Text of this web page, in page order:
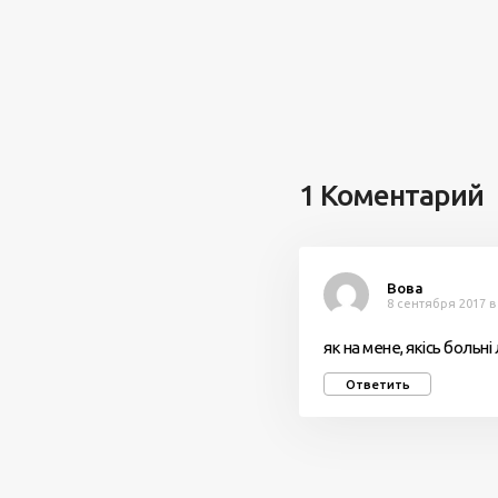
1 Коментарий
Вова
8 сентября 2017 в
як на мене, якісь
Ответить